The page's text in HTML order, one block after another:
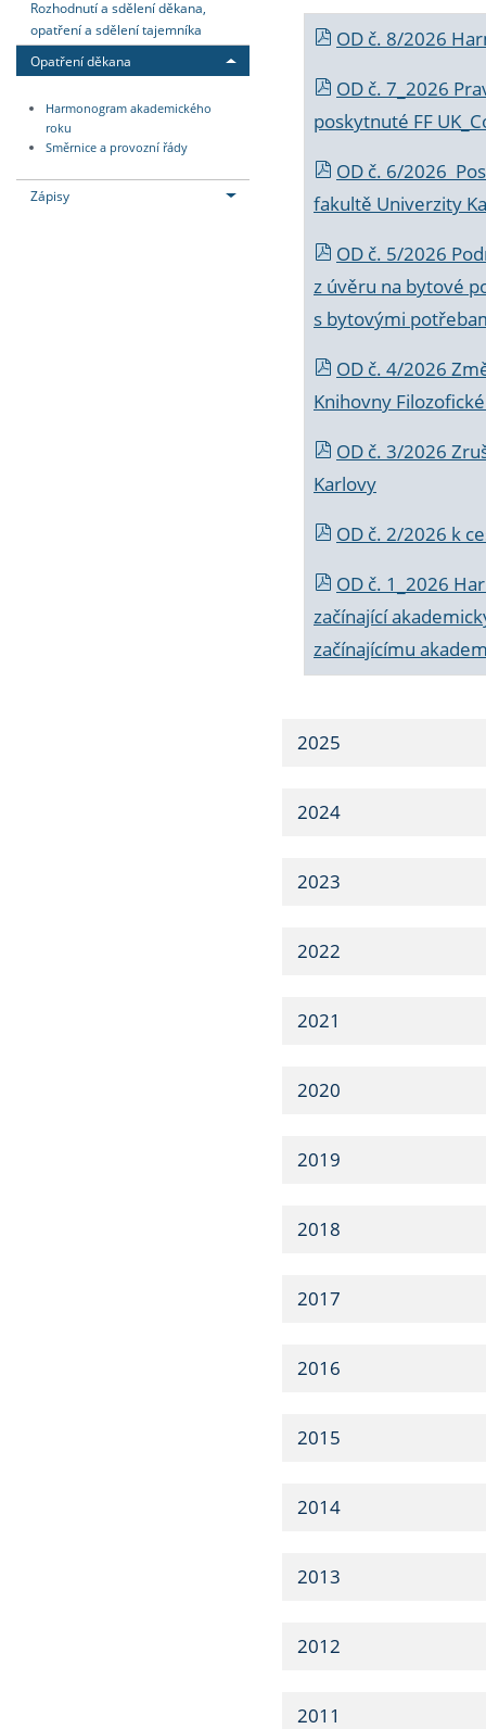
Rozhodnutí a sdělení děkana,
opatření a sdělení tajemníka
Opatření děkana
Harmonogram akademického
roku
Směrnice a provozní řády
Zápisy
OD č. 8/2026
OD č. 7_2026
poskytnuté FF
OD č. 6/2026
fakultě Univerzity
OD č. 5/2026
z úvěru na bytové
s bytovými
OD č. 4/2026
Knihovny
OD č. 3/2026
Karlovy
OD č. 2/2026 k
OD č. 1_2026
začínající
začínajícímu
2025
2024
2023
2022
2021
2020
2019
2018
2017
2016
2015
2014
2013
2012
2011